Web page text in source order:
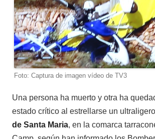
Foto: Captura de imagen vídeo de TV3
Una persona ha muerto y otra ha
estado crítico al estrellarse un
de Santa Maria, en la comarca